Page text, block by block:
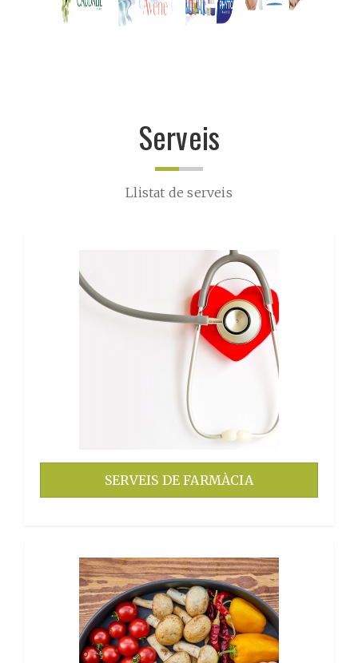
Serveis
Llistat de serveis
SERVEIS DE FARMÀCIA